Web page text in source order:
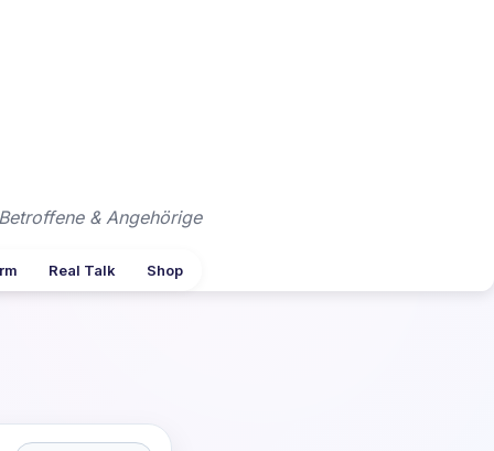
& Angehörige
Real Talk Shop